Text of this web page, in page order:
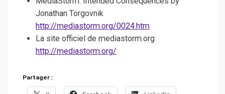
Jonathan Torgovnik
http://mediastorm.org/0024.htm
La site officiel de mediastorm.org
http://mediastorm.org/
Partager :